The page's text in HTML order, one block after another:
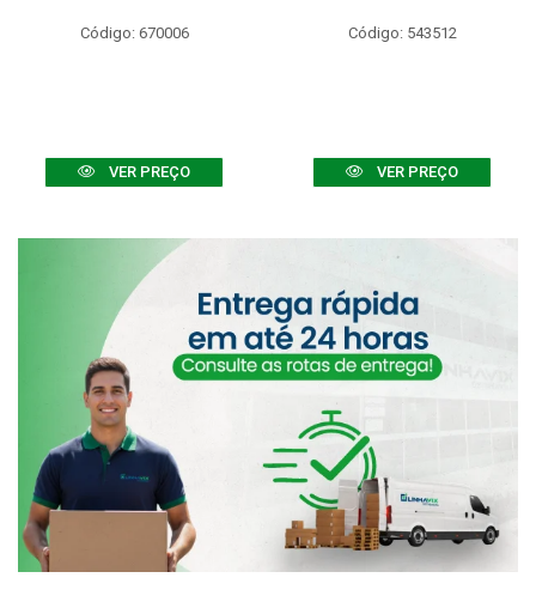
Código: 670006
VER PREÇO
Código: 543512
VER PREÇO